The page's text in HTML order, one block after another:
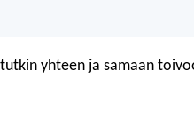
yhteen ja samaan